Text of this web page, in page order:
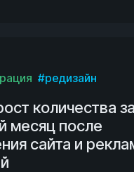
#редизайн
количества
месяц после
сайта и